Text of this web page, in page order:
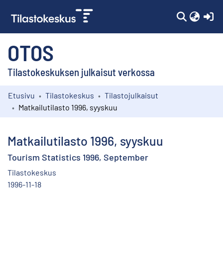
OTOS
Tilastokeskuksen julkaisut verkossa
Kokoelmat
Etusivu Tilastokeskus
Tilastojulkaisut
Matkailutilasto 1996, syyskuu
Matkailutilasto 1996, syyskuu
Tourism Statistics 1996, September
Tilastokeskus
1996-11-18